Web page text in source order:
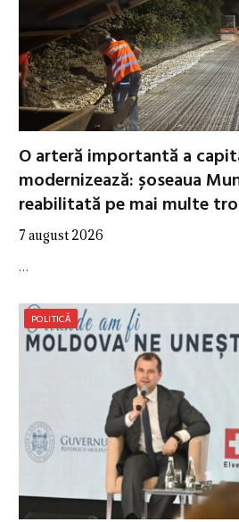
O arteră importantă a
modernizează: șoseaua
reabilitată pe mai multe
7 august 2026
…
POLITICĂ